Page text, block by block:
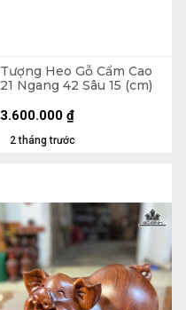
Tượng Heo Gỗ Cẩm Cao
21 Ngang 42 Sâu 15 (cm)
2 tháng trước
3.600.000 ₫